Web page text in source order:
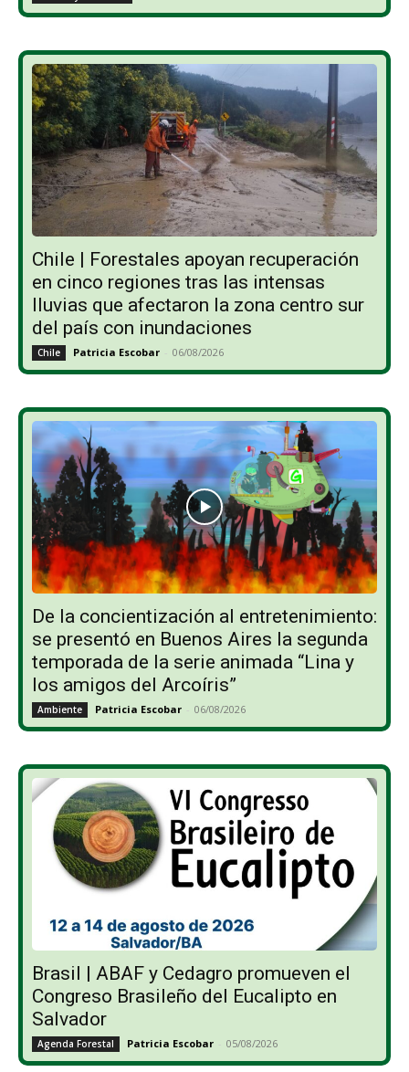
Chile | Forestales apoyan recuperación
en cinco regiones tras las intensas
lluvias que afectaron la zona centro sur
del país con inundaciones
Chile Patricia Escobar - 06/08/2026
De la concientización al entretenimiento:
se presentó en Buenos Aires la segunda
temporada de la serie animada “Lina y
los amigos del Arcoíris”
Ambiente Patricia Escobar - 06/08/2026
Brasil | ABAF y Cedagro promueven el
Congreso Brasileño del Eucalipto en
Salvador
Agenda Forestal Patricia Escobar - 05/08/2026